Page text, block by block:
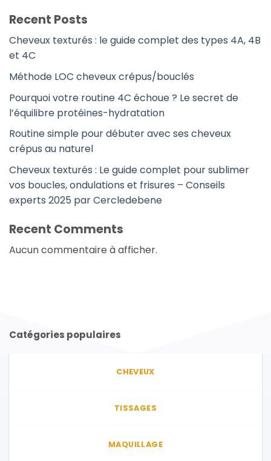
Recent Posts
Cheveux texturés : le guide complet des types 4A, 4B
et 4C
Méthode LOC cheveux crépus/bouclés
Pourquoi votre routine 4C échoue ? Le secret de
l’équilibre protéines-hydratation
Routine simple pour débuter avec ses cheveux
crépus au naturel
Cheveux texturés : Le guide complet pour sublimer
vos boucles, ondulations et frisures – Conseils
experts 2025 par Cercledebene
Recent Comments
Aucun commentaire à afficher.
Catégories populaires
CHEVEUX
TISSAGES
MAQUILLAGE